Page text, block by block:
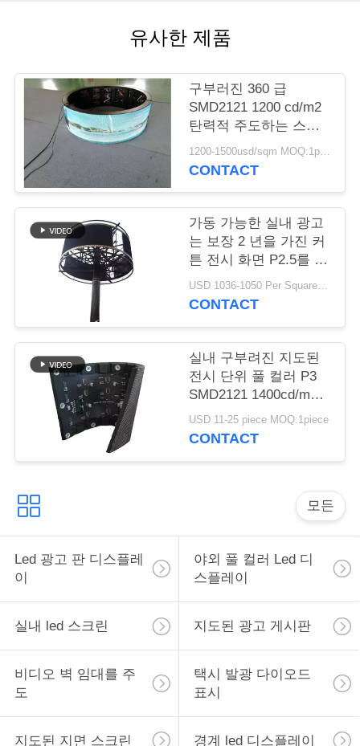
NEWS
트
PRIVACY
유사한 제품
구부러진 360 급
SMD2121 1200 cd/m2
탄력적 주도하는 스크
린
1200-1500usd/sqm MOQ:1pc/1sqm
CONTACT
가동 가능한 실내 광고
는 보장 2 년을 가진 커
튼 전시 화면 P2.5를 지
도했습니다
USD 1036-1050 Per Square Meter MOQ:1 평방 미터
CONTACT
실내 구부려진 지도된
전시 단위 풀 컬러 P3
SMD2121 1400cd/m2
광도
USD 11-25 piece MOQ:1piece
CONTACT
모든
Led 광고 판 디스플레
이
야외 풀 컬러 Led 디
스플레이
실내 led 스크린 지도된 광고 게시판
비디오 벽 임대를 주
도
택시 발광 다이오드
표시
지도된 지면 스크린 경계 led 디스플레이